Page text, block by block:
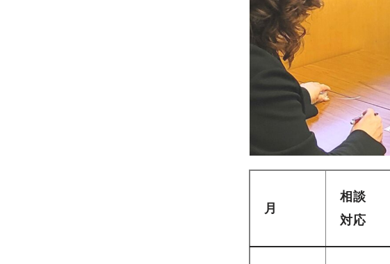
月
相談
対応